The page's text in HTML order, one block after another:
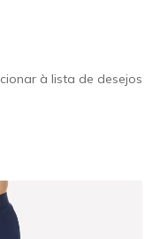
à lista de desejos